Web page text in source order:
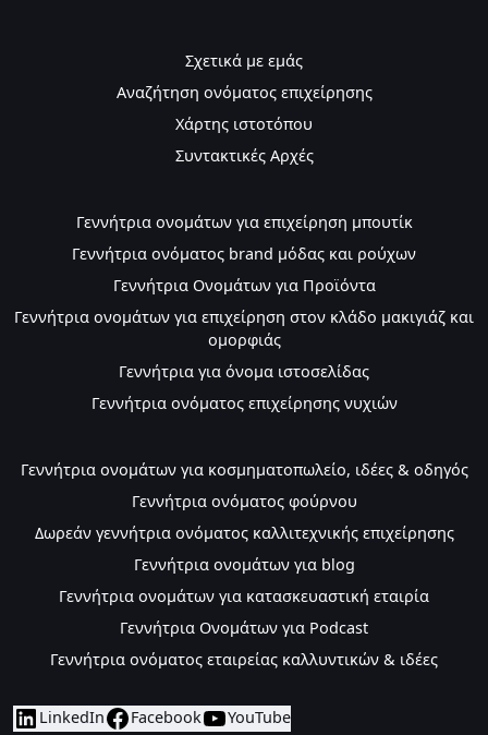
Σχετικά με εμάς
Αναζήτηση ονόματος επιχείρησης
Χάρτης ιστοτόπου
Συντακτικές Αρχές
Γεννήτρια ονομάτων για επιχείρηση μπουτίκ
Γεννήτρια ονόματος brand μόδας και ρούχων
Γεννήτρια Ονομάτων για Προϊόντα
Γεννήτρια ονομάτων για επιχείρηση στον κλάδο μακιγιάζ και
ομορφιάς
Γεννήτρια για όνομα ιστοσελίδας
Γεννήτρια ονόματος επιχείρησης νυχιών
Γεννήτρια ονομάτων για κοσμηματοπωλείο, ιδέες & οδηγός
Γεννήτρια ονόματος φούρνου
Δωρεάν γεννήτρια ονόματος καλλιτεχνικής επιχείρησης
Γεννήτρια oνομάτων για blog
Γεννήτρια ονομάτων για κατασκευαστική εταιρία
Γεννήτρια Ονομάτων για Podcast
Γεννήτρια ονόματος εταιρείας καλλυντικών & ιδέες
LinkedIn Facebook YouTube